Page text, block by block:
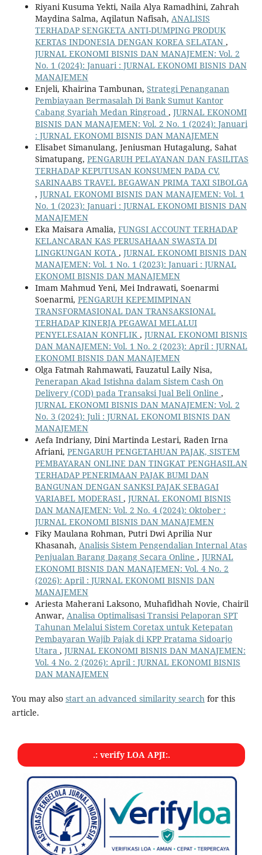
Riyani Kusuma Yekti, Naila Alya Ramadhini, Zahrah
Maydina Salma, Aqilatun Nafisah, ANALISIS
TERHADAP SENGKETA ANTI-DUMPING PRODUK
KERTAS INDONESIA DENGAN KOREA SELATAN ,
JURNAL EKONOMI BISNIS DAN MANAJEMEN: Vol. 2
No. 1 (2024): Januari : JURNAL EKONOMI BISNIS DAN
MANAJEMEN
Enjeli, Khairina Tambunan, Strategi Penanganan
Pembiayaan Bermasalah Di Bank Sumut Kantor
Cabang Syariah Medan Ringroad , JURNAL EKONOMI
BISNIS DAN MANAJEMEN: Vol. 2 No. 1 (2024): Januari
: JURNAL EKONOMI BISNIS DAN MANAJEMEN
Elisabet Simanulang, Jeniusman Hutagalung, Sahat
Simatupang, PENGARUH PELAYANAN DAN FASILITAS
TERHADAP KEPUTUSAN KONSUMEN PADA CV.
SARINAABS TRAVEL BEGAWAN PRIMA TAXI SIBOLGA
, JURNAL EKONOMI BISNIS DAN MANAJEMEN: Vol. 1
No. 1 (2023): Januari : JURNAL EKONOMI BISNIS DAN
MANAJEMEN
Eka Maisara Amalia, FUNGSI ACCOUNT TERHADAP
KELANCARAN KAS PERUSAHAAN SWASTA DI
LINGKUNGAN KOTA , JURNAL EKONOMI BISNIS DAN
MANAJEMEN: Vol. 1 No. 1 (2023): Januari : JURNAL
EKONOMI BISNIS DAN MANAJEMEN
Imam Mahmud Yeni, Mei Indrawati, Soenarmi
Soenarmi, PENGARUH KEPEMIMPINAN
TRANSFORMASIONAL DAN TRANSAKSIONAL
TERHADAP KINERJA PEGAWAI MELALUI
PENYELESAIAN KONFLIK , JURNAL EKONOMI BISNIS
DAN MANAJEMEN: Vol. 1 No. 2 (2023): April : JURNAL
EKONOMI BISNIS DAN MANAJEMEN
Olga Fatmah Rahmawati, Fauzatul Laily Nisa,
Penerapan Akad Istishna dalam Sistem Cash On
Delivery (COD) pada Transaksi Jual Beli Online ,
JURNAL EKONOMI BISNIS DAN MANAJEMEN: Vol. 2
No. 3 (2024): Juli : JURNAL EKONOMI BISNIS DAN
MANAJEMEN
Aefa Indriany, Dini Martinda Lestari, Raden Irna
Afriani, PENGARUH PENGETAHUAN PAJAK, SISTEM
PEMBAYARAN ONLINE DAN TINGKAT PENGHASILAN
TERHADAP PENERIMAAN PAJAK BUMI DAN
BANGUNAN DENGAN SANKSI PAJAK SEBAGAI
VARIABEL MODERASI , JURNAL EKONOMI BISNIS
DAN MANAJEMEN: Vol. 2 No. 4 (2024): Oktober :
JURNAL EKONOMI BISNIS DAN MANAJEMEN
Fiky Maulana Rohman, Putri Dwi Aprilia Nur
Khasanah, Analisis Sistem Pengendalian Internal Atas
Penjualan Barang Dagang Secara Online , JURNAL
EKONOMI BISNIS DAN MANAJEMEN: Vol. 4 No. 2
(2026): April : JURNAL EKONOMI BISNIS DAN
MANAJEMEN
Ariesta Maherani Laksono, Muhafidhah Novie, Chairil
Anwar, Analisa Optimalisasi Transisi Pelaporan SPT
Tahunan Melalui Sistem Coretax untuk Ketepatan
Pembayaran Wajib Pajak di KPP Pratama Sidoarjo
Utara , JURNAL EKONOMI BISNIS DAN MANAJEMEN:
Vol. 4 No. 2 (2026): April : JURNAL EKONOMI BISNIS
DAN MANAJEMEN
You may also start an advanced similarity search for this
article.
.: verify LOA APJI:.